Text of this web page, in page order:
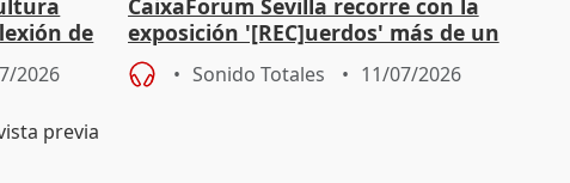
de
2026
CaixaForum Sevilla recorre con la
exposición '[REC]uerdos' más de un
siglo de cine doméstico
Sonido Totales 11/07/2026